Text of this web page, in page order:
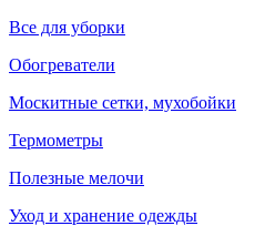
Все для уборки
Обогреватели
Москитные сетки, мухобойки
Термометры
Полезные мелочи
Уход и хранение одежды